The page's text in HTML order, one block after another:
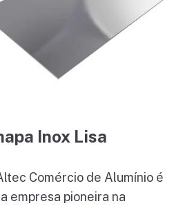
Inox Lisa
Comércio de Alumínio é
empresa pioneira na